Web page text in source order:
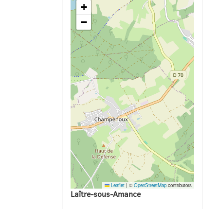
+
−
Leaflet | ©OpenStreetMap contributors
Laître-sous-Amance